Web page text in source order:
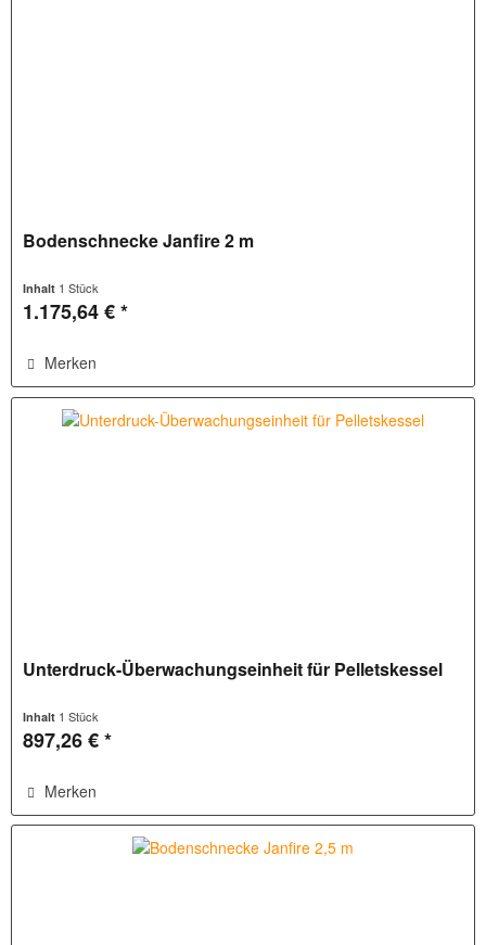
Bodenschnecke Janfire 2 m
Inhalt 1 Stück
1.175,64 € *
Merken
Unterdruck-Überwachungseinheit für Pelletskessel
Inhalt 1 Stück
897,26 € *
Merken